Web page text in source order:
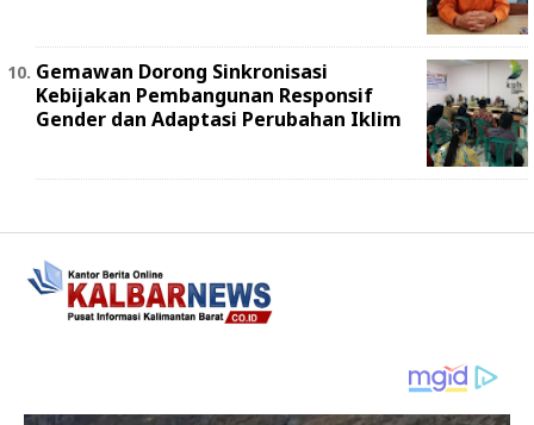
Gemawan Dorong Sinkronisasi
Kebijakan Pembangunan Responsif
Gender dan Adaptasi Perubahan Iklim